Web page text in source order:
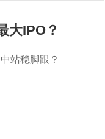
大IPO？
站稳脚跟？